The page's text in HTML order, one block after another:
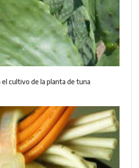
el cultivo de la planta de tuna